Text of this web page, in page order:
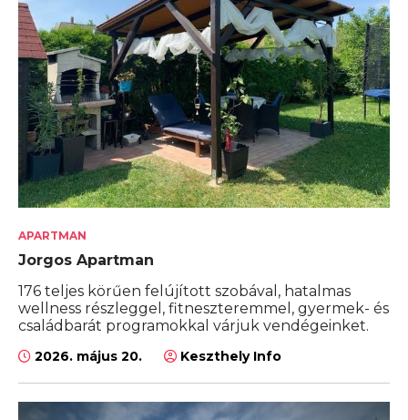
APARTMAN
Jorgos Apartman
176 teljes körűen felújított szobával, hatalmas
wellness részleggel, fitneszteremmel, gyermek- és
családbarát programokkal várjuk vendégeinket.
2026. május 20. Keszthely Info